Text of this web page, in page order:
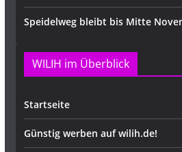
Speidelweg bleibt bis Mitte
WILIH im Überblick
Startseite
Günstig werben auf wilih.de!